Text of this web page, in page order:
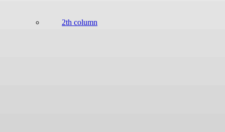
2th column